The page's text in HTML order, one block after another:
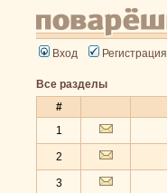
Вход Регистрация
Все разделы
#
1
2
3